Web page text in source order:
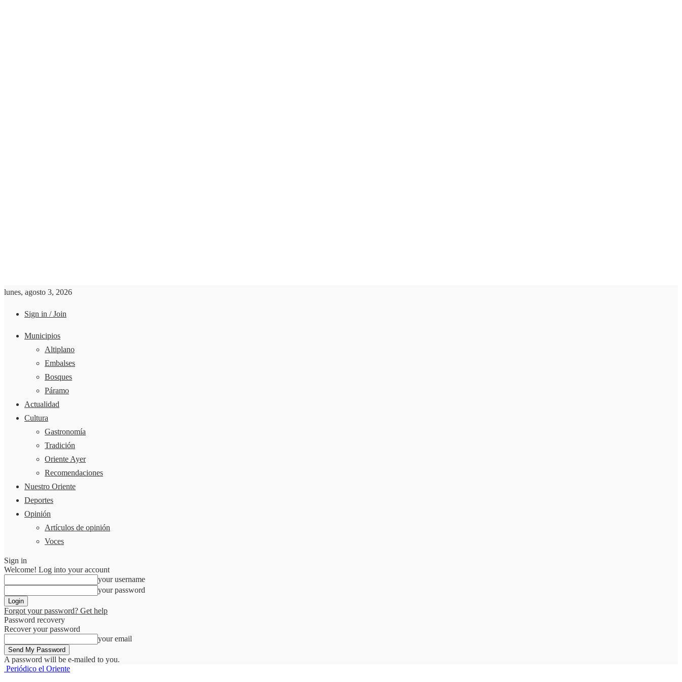
lunes, agosto 3, 2026
Sign in / Join
Municipios
Altiplano
Embalses
Bosques
Páramo
Actualidad
Cultura
Gastronomía
Tradición
Oriente Ayer
Recomendaciones
Nuestro Oriente
Deportes
Opinión
Artículos de opinión
Voces
Sign in
Welcome! Log into your account
your username
your password
Forgot your password? Get help
Password recovery
Recover your password
your email
A password will be e-mailed to you.
Periódico el Oriente